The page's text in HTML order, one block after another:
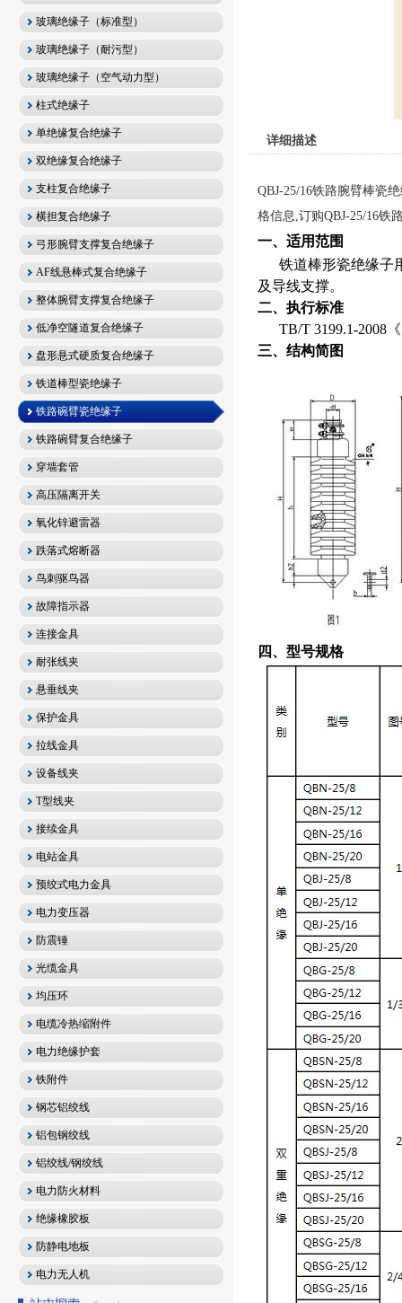
玻璃绝缘子（标准型）
玻璃绝缘子（耐污型）
玻璃绝缘子（空气动力型）
柱式绝缘子
单绝缘复合绝缘子
双绝缘复合绝缘子
支柱复合绝缘子
横担复合绝缘子
弓形腕臂支撑复合绝缘子
AF线悬棒式复合绝缘子
整体腕臂支撑复合绝缘子
低净空隧道复合绝缘子
盘形悬式硬质复合绝缘子
铁道棒型瓷绝缘子
铁路碗臂瓷绝缘子
铁路碗臂复合绝缘子
穿墙套管
高压隔离开关
氧化锌避雷器
跌落式熔断器
鸟刺驱鸟器
故障指示器
连接金具
耐张线夹
悬垂线夹
保护金具
拉线金具
设备线夹
T型线夹
接续金具
电站金具
预绞式电力金具
电力变压器
防震锤
光缆金具
均压环
电缆冷热缩附件
电力绝缘护套
铁附件
钢芯铝绞线
铝包钢绞线
铝绞线/钢绞线
电力防火材料
绝缘橡胶板
防静电地板
电力无人机
详细描述
QBJ-25/16铁路腕臂棒瓷
格信息,订购QBJ-25/16铁
一、适用范围
铁道棒形瓷绝缘子
及导线支撑。
二、执行标准
TB/T 3199.1-2008
三、结构简图
四、型号规格